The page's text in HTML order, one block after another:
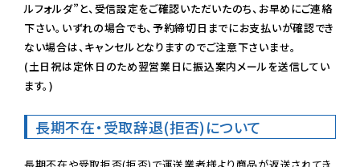
ルフォルダ”と、受信設定をご確認いただいたのち、お早めにご連絡
下さい。いずれの場合でも、予約締切日までにお支払いが確認でき
ない場合は、キャンセルとなりますのでご注意下さいませ。
(土日祝は定休日のため翌営業日に振込案内メールを送信してい
ます。)
長期不在・受取辞退(拒否)について